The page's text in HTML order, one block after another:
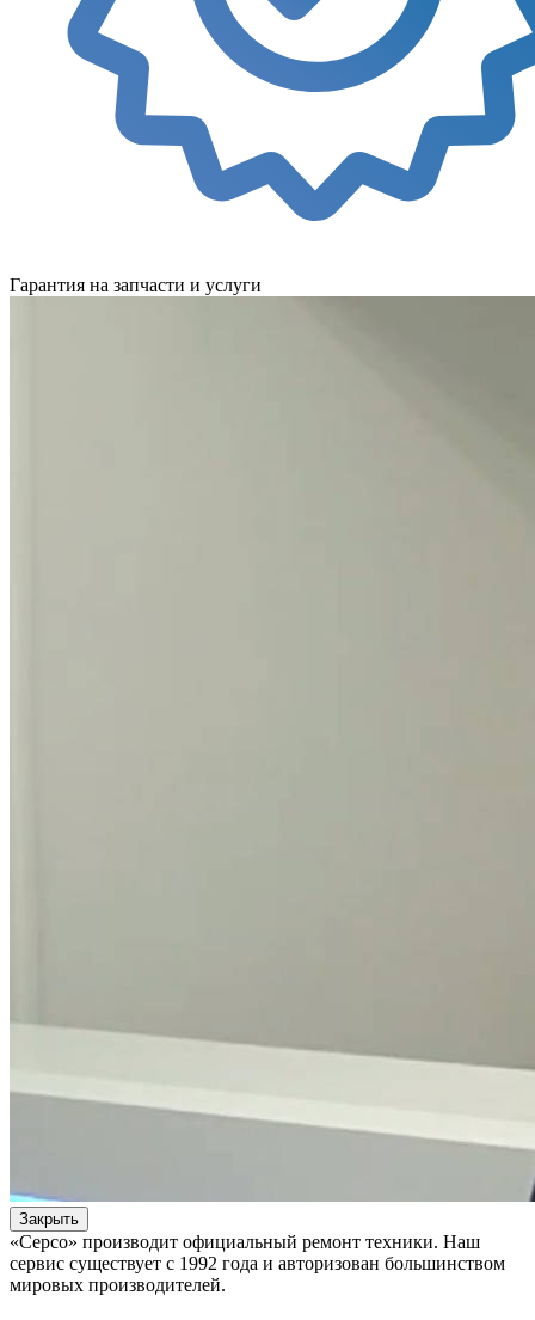
Гарантия на запчасти и услуги
Закрыть
«Серсо» производит официальный ремонт техники. Наш
сервис существует с 1992 года и авторизован большинством
мировых производителей.